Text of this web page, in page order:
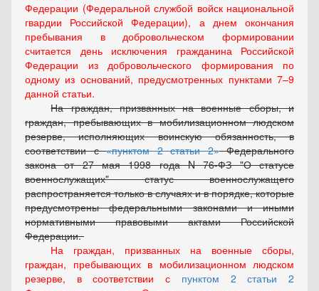
Федерации (Федеральной службой войск национальной
гвардии Российской Федерации), а днем окончания
пребывания в добровольческом формировании
считается день исключения гражданина Российской
Федерации из добровольческого формирования по
одному из оснований, предусмотренных пунктами 7–9
данной статьи.
На граждан, призванных на военные сборы, и
граждан, пребывающих в мобилизационном людском
резерве, исполняющих воинскую обязанность, в
соответствии с пунктом 2 статьи 2 Федерального
закона от 27 мая 1998 года N 76-ФЗ "О статусе
военнослужащих" статус военнослужащего
распространяется только в случаях и в порядке, которые
предусмотрены федеральными законами и иными
нормативными правовыми актами Российской
Федерации.
На граждан, призванных на военные сборы,
граждан, пребывающих в мобилизационном людском
резерве, в соответствии с пунктом 2 статьи 2